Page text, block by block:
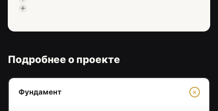
Подробнее о проекте
Фундамент +